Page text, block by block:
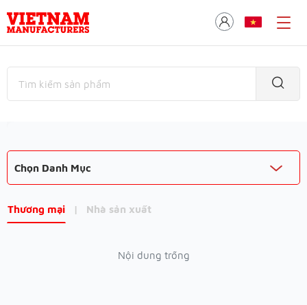
Chọn Danh Mục
Thương mại | Nhà sản xuất
Nội dung trống